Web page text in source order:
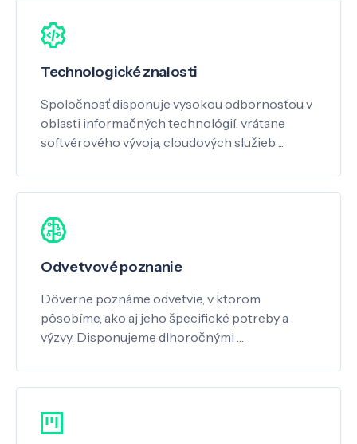
Technologické znalosti
Spoločnosť disponuje vysokou odbornosťou v
oblasti informačných technológií, vrátane
softvérového vývoja, cloudových služieb ...
Odvetvové poznanie
Dôverne poznáme odvetvie, v ktorom
pôsobíme, ako aj jeho špecifické potreby a
výzvy. Disponujeme dlhoročnými …